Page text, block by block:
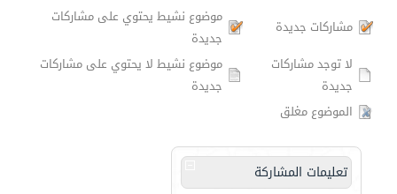
مشاركات جديدة
موضوع نشيط يحتوي على مشاركات
جديدة
لا توجد مشاركات
جديدة
موضوع نشيط لا يحتوي على مشاركات
جديدة
الموضوع مغلق
تعليمات المشاركة